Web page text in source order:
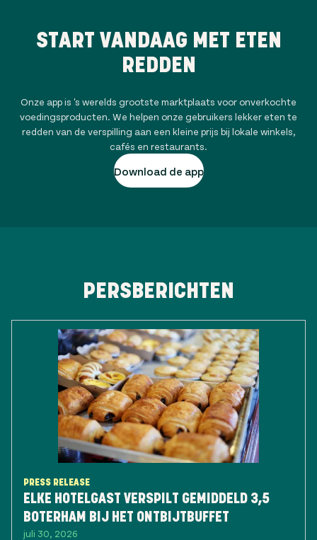
START VANDAAG MET ETEN
REDDEN
Onze app is 's werelds grootste marktplaats voor onverkochte
voedingsproducten. We helpen onze gebruikers lekker eten te
redden van de verspilling aan een kleine prijs bij lokale winkels,
cafés en restaurants.
Download de app
PERSBERICHTEN
PRESS RELEASE
ELKE HOTELGAST VERSPILT GEMIDDELD 3,5
BOTERHAM BIJ HET ONTBIJTBUFFET
juli 30, 2026